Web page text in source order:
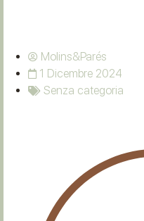
Molins&Parés
1 Dicembre 2024
Senza categoria